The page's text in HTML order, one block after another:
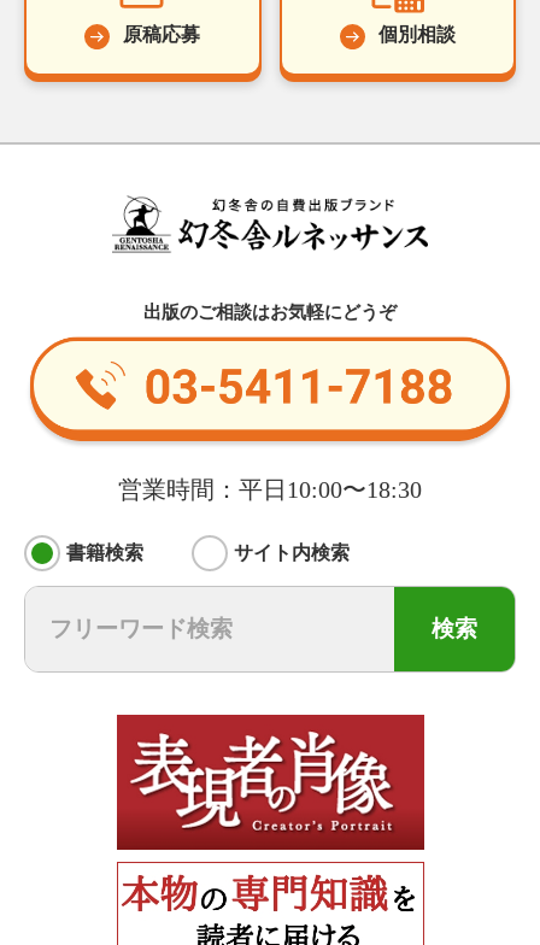
原稿応募 個別相談
出版のご相談はお気軽にどうぞ
営業時間：平日10:00〜18:30
書籍検索 サイト内検索
検索